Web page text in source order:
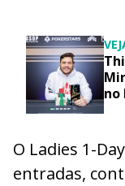
no
O Ladies 1-
entradas,